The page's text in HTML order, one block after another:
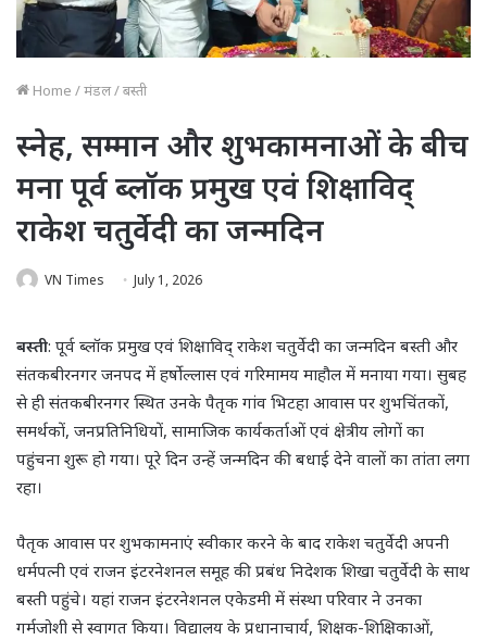
Home /मंडल/बस्ती
स्नेह, सम्मान और शुभकामनाओं के बीच
मना पूर्व ब्लॉक प्रमुख एवं शिक्षाविद्
राकेश चतुर्वेदी का जन्मदिन
VN Times July 1, 2026
बस्ती: पूर्व ब्लॉक प्रमुख एवं शिक्षाविद् राकेश चतुर्वेदी का जन्मदिन बस्ती और
संतकबीरनगर जनपद में हर्षोल्लास एवं गरिमामय माहौल में मनाया गया। सुबह
से ही संतकबीरनगर स्थित उनके पैतृक गांव भिटहा आवास पर शुभचिंतकों,
समर्थकों, जनप्रतिनिधियों, सामाजिक कार्यकर्ताओं एवं क्षेत्रीय लोगों का
पहुंचना शुरू हो गया। पूरे दिन उन्हें जन्मदिन की बधाई देने वालों का तांता लगा
रहा।
पैतृक आवास पर शुभकामनाएं स्वीकार करने के बाद राकेश चतुर्वेदी अपनी
धर्मपत्नी एवं राजन इंटरनेशनल समूह की प्रबंध निदेशक शिखा चतुर्वेदी के साथ
बस्ती पहुंचे। यहां राजन इंटरनेशनल एकेडमी में संस्था परिवार ने उनका
गर्मजोशी से स्वागत किया। विद्यालय के प्रधानाचार्य, शिक्षक-शिक्षिकाओं,